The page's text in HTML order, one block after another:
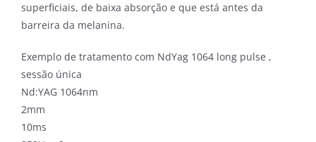
superficiais, de baixa absorção e que está antes da
barreira da melanina.
Exemplo de tratamento com NdYag 1064 long pulse ,
sessão única
Nd:YAG 1064nm
2mm
10ms